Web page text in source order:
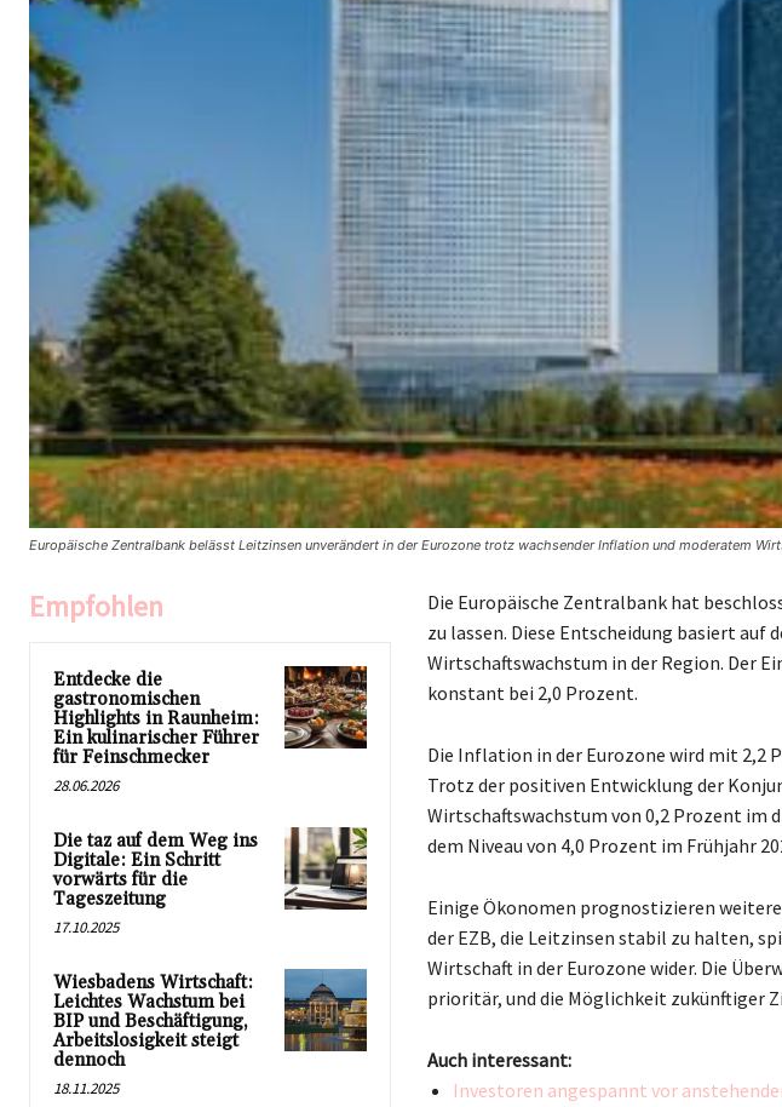
Europäische Zentralbank belässt Leitzinsen unverändert in der Eurozone trotz wachsender Inflation und moderatem
Empfohlen
Entdecke die
gastronomischen
Highlights in Raunheim:
Ein kulinarischer Führer
für Feinschmecker
28.06.2026
Die taz auf dem Weg ins
Digitale: Ein Schritt
vorwärts für die
Tageszeitung
17.10.2025
Wiesbadens Wirtschaft:
Leichtes Wachstum bei
BIP und Beschäftigung,
Arbeitslosigkeit steigt
dennoch
18.11.2025
Die Europäische Zentralbank hat
zu lassen. Diese Entscheidung basiert
Wirtschaftswachstum in der Region. Der
konstant bei 2,0 Prozent.
Die Inflation in der Eurozone wird mit 2,2
Trotz der positiven Entwicklung der
Wirtschaftswachstum von 0,2 Prozent im
dem Niveau von 4,0 Prozent im Frühjahr
Einige Ökonomen prognostizieren
der EZB, die Leitzinsen stabil zu halten,
Wirtschaft in der Eurozone wider. Die
prioritär, und die Möglichkeit zukünftiger
Auch interessant:
Investoren angespannt vor